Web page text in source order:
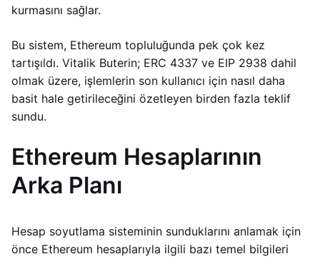
kurmasını sağlar.
Bu sistem, Ethereum topluluğunda pek çok kez
tartışıldı. Vitalik Buterin; ERC 4337 ve EIP 2938 dahil
olmak üzere, işlemlerin son kullanıcı için nasıl daha
basit hale getirileceğini özetleyen birden fazla teklif
sundu.
Ethereum Hesaplarının
Arka Planı
Hesap soyutlama sisteminin sunduklarını anlamak için
önce Ethereum hesaplarıyla ilgili bazı temel bilgileri